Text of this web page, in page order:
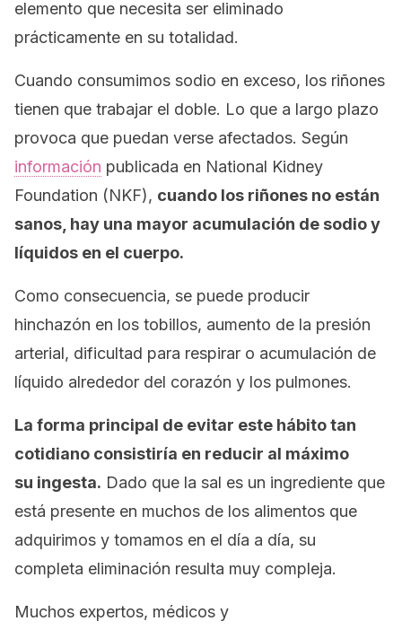
elemento que necesita ser eliminado
prácticamente en su totalidad.
Cuando consumimos sodio en exceso, los riñones
tienen que trabajar el doble. Lo que a largo plazo
provoca que puedan verse afectados. Según
información publicada en National Kidney
Foundation (NKF), cuando los riñones no están
sanos, hay una mayor acumulación de sodio y
líquidos en el cuerpo.
Como consecuencia, se puede producir
hinchazón en los tobillos, aumento de la presión
arterial, dificultad para respirar o acumulación de
líquido alrededor del corazón y los pulmones.
La forma principal de evitar este hábito tan
cotidiano consistiría en reducir al máximo
su ingesta. Dado que la sal es un ingrediente que
está presente en muchos de los alimentos que
adquirimos y tomamos en el día a día, su
completa eliminación resulta muy compleja.
Muchos expertos, médicos y